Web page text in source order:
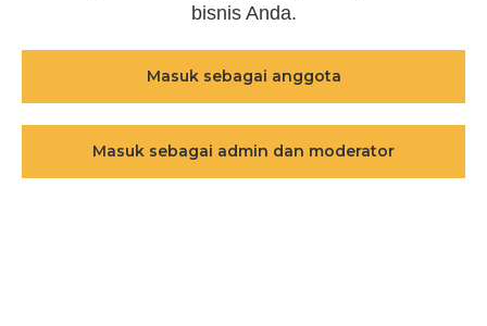
bisnis Anda.
Masuk sebagai anggota
Masuk sebagai admin dan moderator